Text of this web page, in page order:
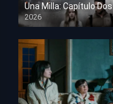
Una Milla: Capítulo Dos
2026
HD 1080p